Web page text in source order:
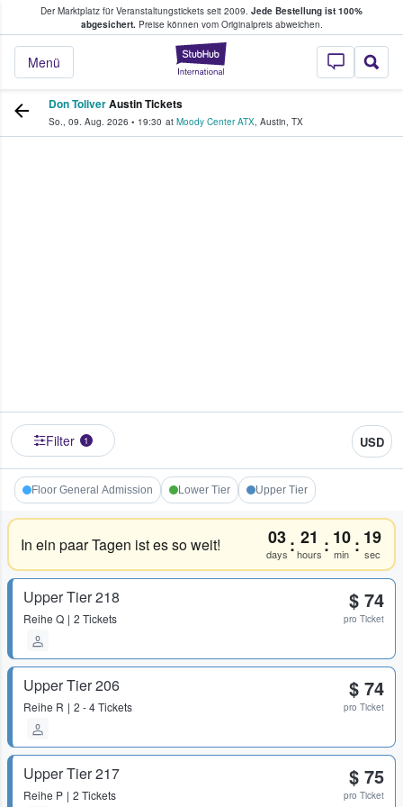
Der Marktplatz für Veranstaltungstickets seit 2009. Jede Bestellung ist 100%
abgesichert.Preise können vom Originalpreis abweichen.
StubHub - Wo
Menü
Tickets kaufen & verkaufen
Don ToliverAustin Tickets
So., 09. Aug. 2026 • 19:30 at Moody Center ATX, Austin, TX
Filter 1 USD
Floor General Admission Lower Tier Upper Tier
In ein paar Tagen ist es so weit! 03
days : 21
hours : 10
min : 19
sec
Upper Tier 218
Reihe Q 2 Tickets
$ 74
pro Ticket
Upper Tier 206
Reihe R 2 - 4 Tickets
$ 74
pro Ticket
Upper Tier 217
Reihe P 2 Tickets
$ 75
pro Ticket